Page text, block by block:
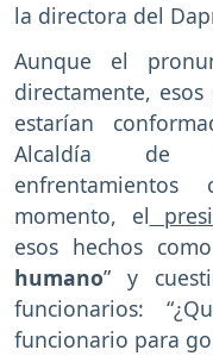
la directora del
Aunque el
directamente,
estarían
Alcaldía de
momento, el
esos hechos
humano” y
funcionarios:
funcionario para